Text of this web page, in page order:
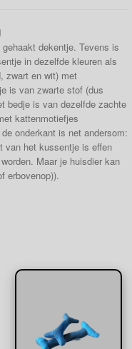
dekentje. Tevens is
in dezelfde kleuren als
zwart en wit) met
is van zwarte stof (dus
bedje is van dezelfde zachte
kattenmotiefjes
onderkant is net andersom:
van het kussentje is effen
Maar je huisdier kan
erbovenop)).